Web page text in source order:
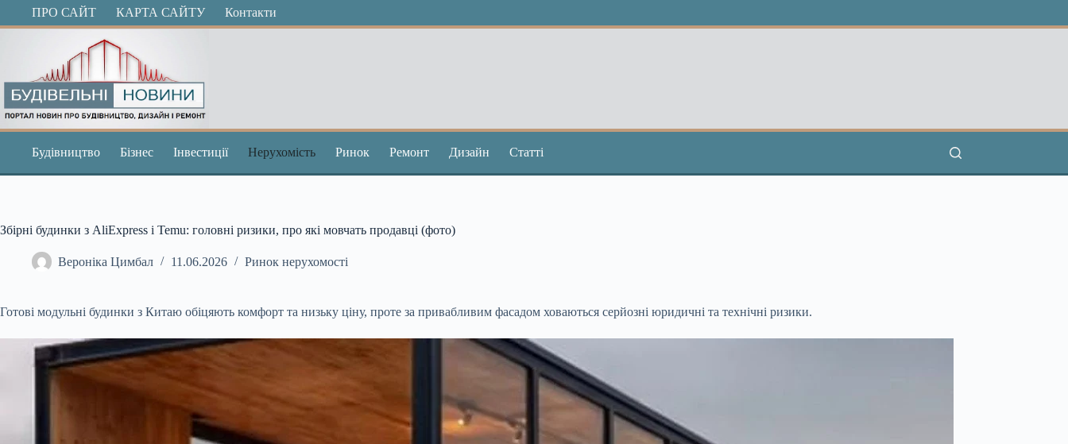
ПерейтиПРО САЙТ КАРТА САЙТУ Контакти
Будівництво Бізнес Інвестиції Нерухомість Ринок Ремонт Дизайн Статті
Збірні будинки з AliExpress і Temu: головні ризики, про які мовчать продавці (фото)
Вероніка Цимбал 11.06.2026 Ринок нерухомості
Готові модульні будинки з Китаю обіцяють комфорт та низьку ціну, проте за привабливим фасадом ховаються серйозні юридичні та технічні ризики.